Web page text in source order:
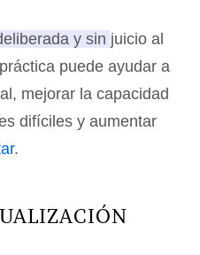
y sin juicio al
puede ayudar a
mejorar la capacidad
difíciles y aumentar
.